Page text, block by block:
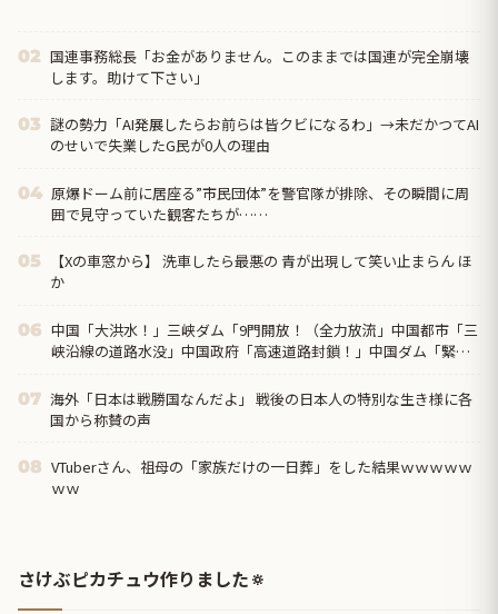
02 国連事務総長「お金がありません。このままでは国連が完全崩壊
します。助けて下さい」
03 謎の勢力「AI発展したらお前らは皆クビになるわ」→未だかつてAI
のせいで失業したG民が0人の理由
04 原爆ドーム前に居座る”市民団体”を警官隊が排除、その瞬間に周
囲で見守っていた観客たちが……
05
【Xの車窓から】 洗車したら最悪の 青が出現して笑い止まらん ほ
か
06 中国「大洪水！」三峡ダム「9門開放！（全力放流」中国都市「三
峡沿線の道路水没」中国政府「高速道路封鎖！」中国ダム「緊急
07 海外「日本は戦勝国なんだよ」 戦後の日本人の特別な生き様に各
国から称賛の声
08 VTuberさん、祖母の「家族だけの一日葬」をした結果ｗｗｗｗｗ
ｗｗ
さけぶピカチュウ作りました🔅